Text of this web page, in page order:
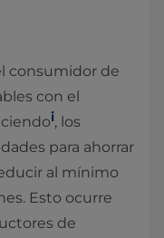
consumidor de
con el
i, los
para ahorrar
al mínimo
Esto ocurre
de